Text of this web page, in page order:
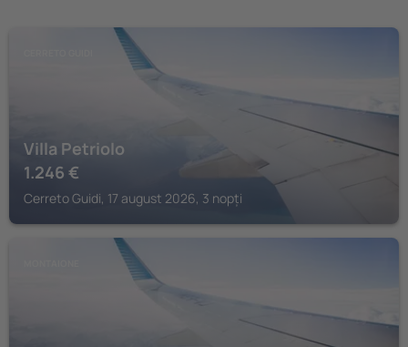
Villa Petriolo
1.246 €
Cerreto Guidi, 17 august 2026, 3 nopți